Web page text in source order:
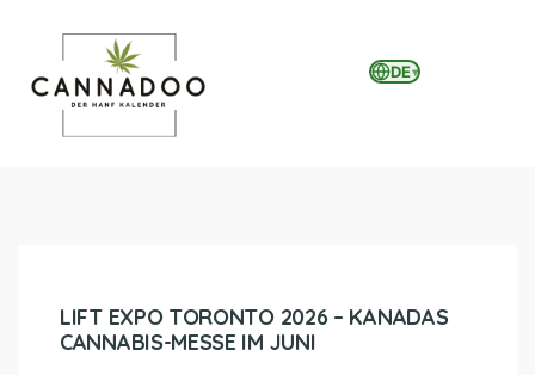
DE▾
LIFT EXPO TORONTO 2026 – KANADAS
CANNABIS-MESSE IM JUNI